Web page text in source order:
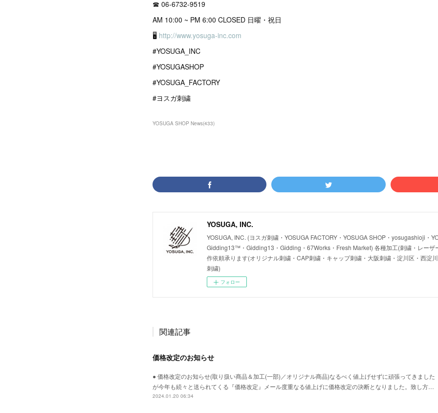
☎︎ 06-6732-9519
AM 10:00 ~ PM 6:00 CLOSED 日曜・祝日
🖥 http://www.yosuga-inc.com
#YOSUGA_INC
#YOSUGASHOP
#YOSUGA_FACTORY
#ヨスガ刺繍
YOSUGA SHOP News(433)
YOSUGA, INC.
YOSUGA, INC. (ヨスガ刺繍・YOSUGA FACTORY・YOSUGA SHOP・yosugashioji・
Gidding13™・Gidding13・Gidding・67Works・Fresh Market) 各種加工(刺繍・レーザ
作依頼承ります(オリジナル刺繍・CAP刺繍・キャップ刺繍・大阪刺繍・淀川区・西淀
刺繍)
フォロー
関連記事
価格改定のお知らせ
● 価格改定のお知らせ(取り扱い商品＆加工(一部)／オリジナル商品)なるべく値上げせずに頑張ってきました
が今年も続々と送られてくる『価格改定』メール度重なる値上げに価格改定の決断となりました。致し方…
2024.01.20 06:34